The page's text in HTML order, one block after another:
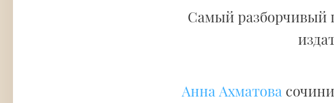
Самый разборчивый
Анна Ахматова